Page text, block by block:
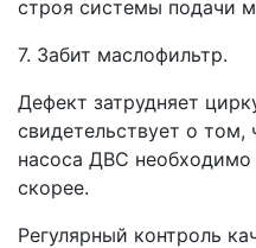
строя системы подачи
7. Забит маслофильтр.
Дефект затрудняет
свидетельствует о том,
насоса ДВС
скорее.
Регулярный контроль